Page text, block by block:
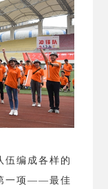
伍编成各样的
一项——最佳